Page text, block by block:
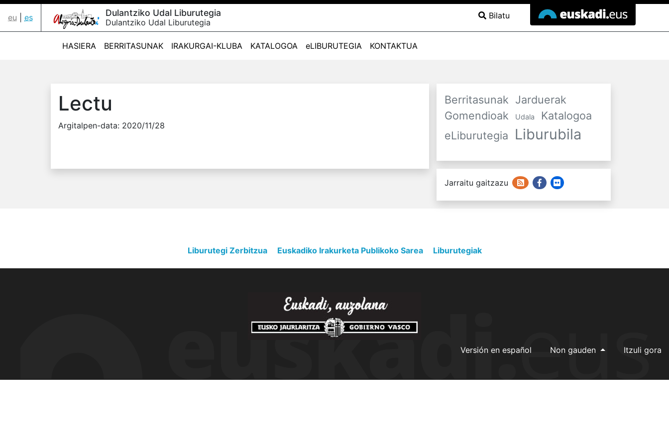
eu es Dulantziko Udal Liburutegia
Dulantziko Udal Liburutegia
Bilatu
HASIERA BERRITASUNAK IRAKURGAI-KLUBA KATALOGOA eLIBURUTEGIA KONTAKTUA
Lectu
Argitalpen-data: 2020/11/28
Berritasunak Jarduerak
Gomendioak
Udala
Katalogoa
eLiburutegia
Liburubila
Jarraitu gaitzazu
Liburutegi Zerbitzua Euskadiko Irakurketa Publikoko Sarea Liburutegiak
Versión en español Non gauden Itzuli gora